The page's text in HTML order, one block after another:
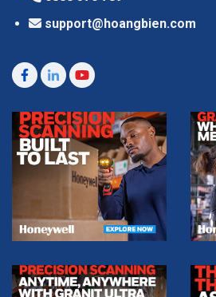
support@hoangbien.com